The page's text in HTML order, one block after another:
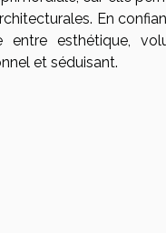
En
esthétique,
et séduisant.